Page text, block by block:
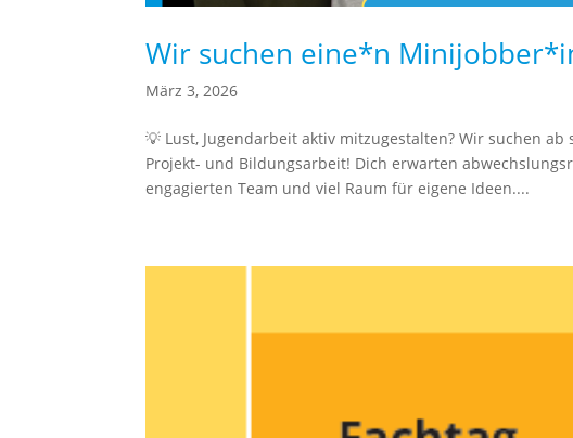
Wir suchen eine*n
März 3, 2026
💡 Lust, Jugendarbeit aktiv mitzugestalten? Wir suchen
Projekt- und Bildungsarbeit! Dich erwarten
engagierten Team und viel Raum für eigene Ideen....